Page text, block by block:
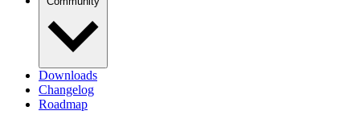
Downloads
Changelog
Roadmap